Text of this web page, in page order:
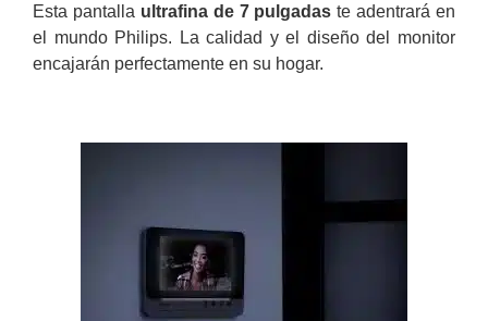
Esta pantalla ultrafina de 7 pulgadas te adentrará en
el mundo Philips. La calidad y el diseño del monitor
encajarán perfectamente en su hogar.